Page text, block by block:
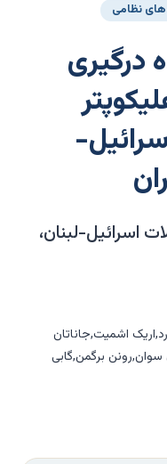
نظامی
درگیری
اسرائیل-لبنان،
اشمیت,جاناتان
سوان,رونن برگمن,گابی